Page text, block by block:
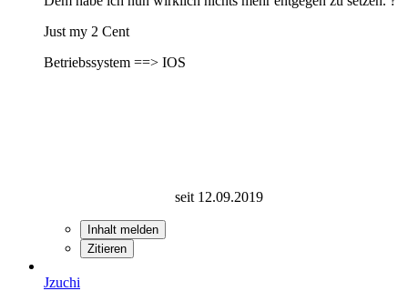
Just my 2 Cent
Betriebssystem ==> IOS
seit 12.09.2019
Inhalt melden
Zitieren
Jzuchi